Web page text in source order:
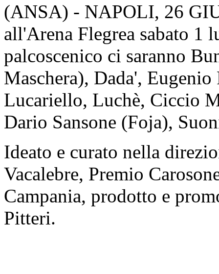
(ANSA) - NAPOLI, 26
all'Arena Flegrea sabato 1
palcoscenico ci saranno
Maschera), Dada',
Lucariello, Luchè, Ciccio
Dario Sansone (Foja),
Ideato e curato nella
Vacalebre, Premio
Campania, prodotto e
Pitteri.